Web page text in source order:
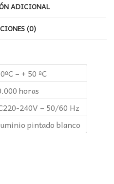
ADICIONAL
(0)
– + 50 ºC
horas
240V – 50/60 Hz
pintado blanco